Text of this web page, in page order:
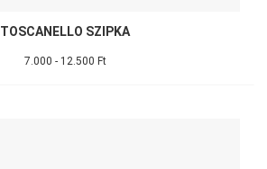
TOSCANELLO SZIPKA
7.000 - 12.500 Ft